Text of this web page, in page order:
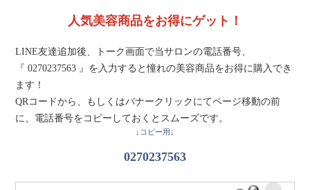
人気美容商品をお得にゲット！
LINE友達追加後、トーク画面で当サロンの電話番号、
『 0270237563 』を入力すると憧れの美容商品をお得に購入でき
ます！
QRコードから、もしくはバナークリックにてページ移動の前
に、電話番号をコピーしておくとスムーズです。
↓コピー用↓
0270237563